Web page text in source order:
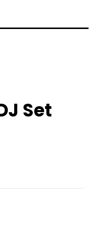
Set